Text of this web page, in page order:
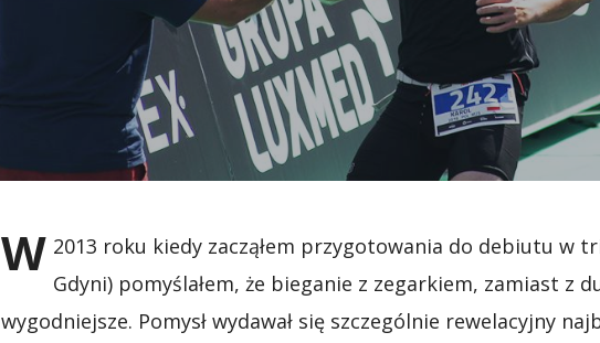
W 2013 roku kiedy zacząłem przygotowania do debiutu w
Gdyni) pomyślałem, że bieganie z zegarkiem, zamiast z
wygodniejsze. Pomysł wydawał się szczególnie rewelacyjny